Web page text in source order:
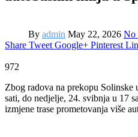
By admin May 22, 2026 No
Share Tweet Google+ Pinterest
972
Zbog radova na prekopu Solinske
sati, do nedjelje, 24. svibnja u 17
izmjene trase prometovanja više